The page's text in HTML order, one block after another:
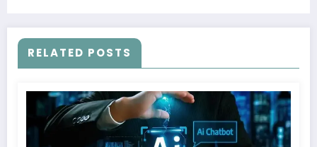
RELATED POSTS